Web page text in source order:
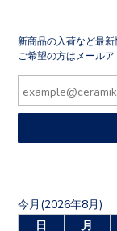
新商品の入荷など最新
ご希望の方はメール
今月(2026年8月)
日
月